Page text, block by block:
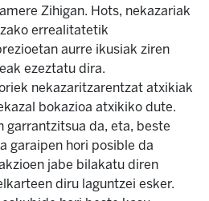
Zihigan. Hots, nekazariak
errealitatetik
aurre ikusiak ziren
ezeztatu dira.
nekazaritzarentzat atxikiak
bokazioa atxikiko dute.
garrantzitsua da, eta, beste
garaipen hori posible da
jabe bilakatu diren
diru laguntzei esker.